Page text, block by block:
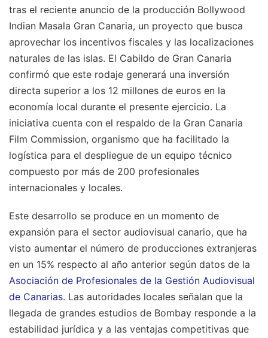
tras el reciente anuncio de la producción Bollywood
Indian Masala Gran Canaria, un proyecto que busca
aprovechar los incentivos fiscales y las localizaciones
naturales de las islas. El Cabildo de Gran Canaria
confirmó que este rodaje generará una inversión
directa superior a los 12 millones de euros en la
economía local durante el presente ejercicio. La
iniciativa cuenta con el respaldo de la Gran Canaria
Film Commission, organismo que ha facilitado la
logística para el despliegue de un equipo técnico
compuesto por más de 200 profesionales
internacionales y locales.
Este desarrollo se produce en un momento de
expansión para el sector audiovisual canario, que ha
visto aumentar el número de producciones extranjeras
en un 15% respecto al año anterior según datos de la
Asociación de Profesionales de la Gestión Audiovisual
de Canarias. Las autoridades locales señalan que la
llegada de grandes estudios de Bombay responde a la
estabilidad jurídica y a las ventajas competitivas que